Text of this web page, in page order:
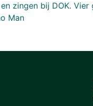
zingen bij DOK.
Man